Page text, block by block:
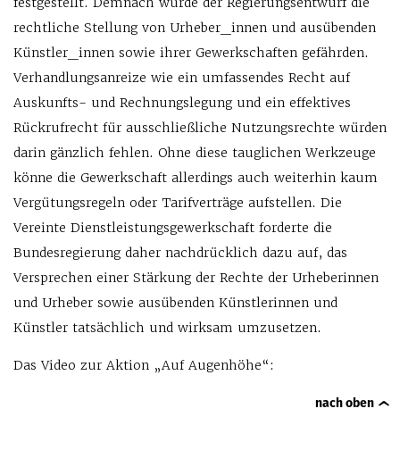
rechtliche Stellung von Urheber_innen und ausübenden
Künstler_innen sowie ihrer Gewerkschaften gefährden.
Verhandlungsanreize wie ein umfassendes Recht auf
Auskunfts- und Rechnungslegung und ein effektives
Rückrufrecht für ausschließliche Nutzungsrechte würden
darin gänzlich fehlen. Ohne diese tauglichen Werkzeuge
könne die Gewerkschaft allerdings auch weiterhin kaum
Vergütungsregeln oder Tarifverträge aufstellen. Die
Vereinte Dienstleistungsgewerkschaft forderte die
Bundesregierung daher nachdrücklich dazu auf, das
Versprechen einer Stärkung der Rechte der Urheberinnen
und Urheber sowie ausübenden Künstlerinnen und
Künstler tatsächlich und wirksam umzusetzen.
Das Video zur Aktion „Auf Augenhöhe“:
nach oben